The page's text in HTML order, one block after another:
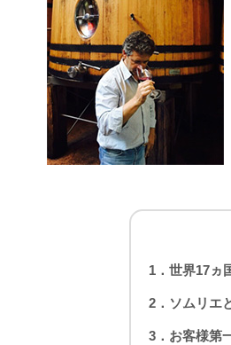
1．世界17ヵ
2．ソムリエ
3．お客様第